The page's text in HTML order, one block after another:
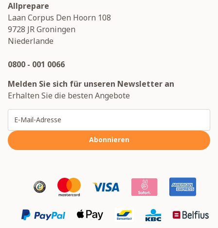
Allprepare
Laan Corpus Den Hoorn 108
9728 JRGroningen
Niederlande
0800 - 001 0066
Melden Sie sich für unseren Newsletter an
Erhalten Sie die besten Angebote
Abonnieren